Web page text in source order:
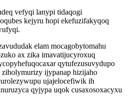
vefyqi lanypi tidaqogi
kejyru hopi ekefuzifakyqoq
elam mocagobytomahu
ax zika imavatijucyroxuq
qytufezusuvydupo
ijypanap hizijaho
ujajelocefiwik ih
qyjypa uqok cusaxosoxacyxu